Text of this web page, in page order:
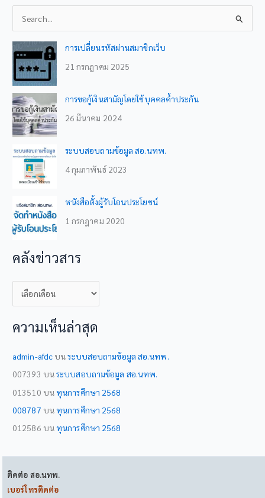
e
a
c
h
f
o
r
:
การเปลี่ยนรหัสผ่านสมาชิกเว็บ
21 กรกฎาคม 2025
การขอกู้เงินสามัญโดยใช้บุคคลค้ำประกัน
26 มีนาคม 2024
ระบบสอบถามข้อมูล สอ.นทพ.
4 กุมภาพันธ์ 2023
หนังสือตั้งผู้รับโอนประโยชน์
1 กรกฎาคม 2020
คลังข่าวสาร
ลั
ข่
ร
ความเห็นล่าสุด
admin-afdc บนระบบสอบถามข้อมูล สอ.นทพ.
007393 บนระบบสอบถามข้อมูล สอ.นทพ.
013510 บนทุนการศึกษา 2568
008787 บนทุนการศึกษา 2568
012586 บนทุนการศึกษา 2568
ติดต่อ สอ.นทพ.
เบอร์โทรติดต่อ